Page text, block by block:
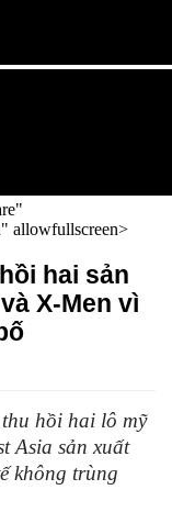
allowfullscreen>
hai sản
X-Men vì
hồi hai lô mỹ
Asia sản xuất
không trùng